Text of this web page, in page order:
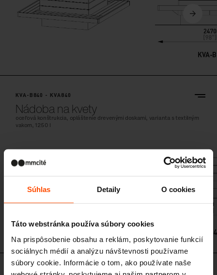
Súhlas Detaily O cookies
Táto webstránka používa súbory cookies
Na prispôsobenie obsahu a reklám, poskytovanie funkcií
sociálnych médií a analýzu návštevnosti používame
súbory cookie. Informácie o tom, ako používate naše
KVA-
KVA-B840 - KVA840
Nádoba na kvety
oceľová konštrukcia, opláštenie drevenými doskami, varianta s textilným
vakom, 1250 l
KVA-
KVA-B841 - KVA841